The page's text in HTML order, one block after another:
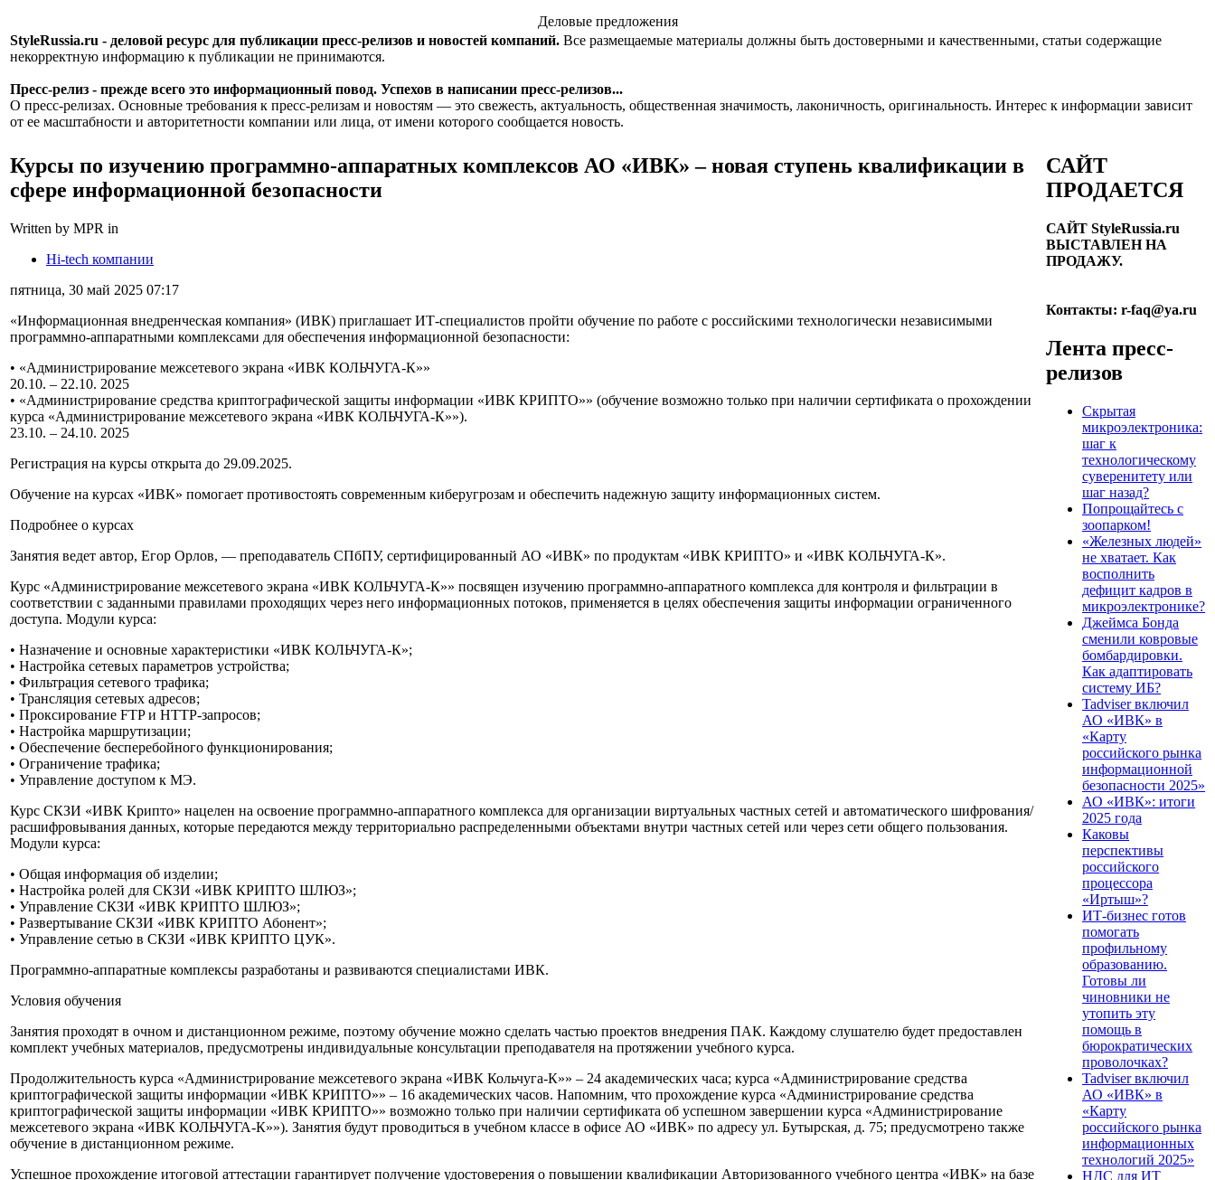
Деловые предложения
StyleRussia.ru - деловой ресурс для публикации пресс-релизов и новостей компаний. Все размещаемые материалы должны быть достоверными и качественными, статьи содержащие
некорректную информацию к публикации не принимаются.
Пресс-релиз - прежде всего это информационный повод. Успехов в написании пресс-релизов...
О пресс-релизах. Основные требования к пресс-релизам и новостям — это свежесть, актуальность, общественная значимость, лаконичность, оригинальность. Интерес к информации зависит
от ее масштабности и авторитетности компании или лица, от имени которого сообщается новость.
Курсы по изучению программно-аппаратных комплексов АО «ИВК» – новая ступень квалификации в
сфере информационной безопасности
Written by MPR in
Hi-tech компании
пятница, 30 май 2025 07:17
«Информационная внедренческая компания» (ИВК) приглашает ИТ-специалистов пройти обучение по работе с российскими технологически независимыми
программно-аппаратными комплексами для обеспечения информационной безопасности:
• «Администрирование межсетевого экрана «ИВК КОЛЬЧУГА-К»»
20.10. – 22.10. 2025
• «Администрирование средства криптографической защиты информации «ИВК КРИПТО»» (обучение возможно только при наличии сертификата о прохождении
курса «Администрирование межсетевого экрана «ИВК КОЛЬЧУГА-К»»).
23.10. – 24.10. 2025
Регистрация на курсы открыта до 29.09.2025.
Обучение на курсах «ИВК» помогает противостоять современным киберугрозам и обеспечить надежную защиту информационных систем.
Подробнее о курсах
Занятия ведет автор, Егор Орлов, — преподаватель СПбПУ, сертифицированный АО «ИВК» по продуктам «ИВК КРИПТО» и «ИВК КОЛЬЧУГА-К».
Курс «Администрирование межсетевого экрана «ИВК КОЛЬЧУГА-К»» посвящен изучению программно-аппаратного комплекса для контроля и фильтрации в
соответствии с заданными правилами проходящих через него информационных потоков, применяется в целях обеспечения защиты информации ограниченного
доступа. Модули курса:
• Назначение и основные характеристики «ИВК КОЛЬЧУГА-К»;
• Настройка сетевых параметров устройства;
• Фильтрация сетевого трафика;
• Трансляция сетевых адресов;
• Проксирование FTP и HTTP-запросов;
• Настройка маршрутизации;
• Обеспечение бесперебойного функционирования;
• Ограничение трафика;
• Управление доступом к МЭ.
Курс СКЗИ «ИВК Крипто» нацелен на освоение программно-аппаратного комплекса для организации виртуальных частных сетей и автоматического шифрования/
расшифровывания данных, которые передаются между территориально распределенными объектами внутри частных сетей или через сети общего пользования.
Модули курса:
• Общая информация об изделии;
• Настройка ролей для СКЗИ «ИВК КРИПТО ШЛЮЗ»;
• Управление СКЗИ «ИВК КРИПТО ШЛЮЗ»;
• Развертывание СКЗИ «ИВК КРИПТО Абонент»;
• Управление сетью в СКЗИ «ИВК КРИПТО ЦУК».
Программно-аппаратные комплексы разработаны и развиваются специалистами ИВК.
Условия обучения
Занятия проходят в очном и дистанционном режиме, поэтому обучение можно сделать частью проектов внедрения ПАК. Каждому слушателю будет предоставлен
комплект учебных материалов, предусмотрены индивидуальные консультации преподавателя на протяжении учебного курса.
Продолжительность курса «Администрирование межсетевого экрана «ИВК Кольчуга-К»» – 24 академических часа; курса «Администрирование средства
криптографической защиты информации «ИВК КРИПТО»» – 16 академических часов. Напомним, что прохождение курса «Администрирование средства
криптографической защиты информации «ИВК КРИПТО»» возможно только при наличии сертификата об успешном завершении курса «Администрирование
межсетевого экрана «ИВК КОЛЬЧУГА-К»»). Занятия будут проводиться в учебном классе в офисе АО «ИВК» по адресу ул. Бутырская, д. 75; предусмотрено также
обучение в дистанционном режиме.
Успешное прохождение итоговой аттестации гарантирует получение удостоверения о повышении квалификации Авторизованного учебного центра «ИВК» на базе
САЙТ
ПРОДАЕТСЯ
САЙТ StyleRussia.ru
ВЫСТАВЛЕН НА
ПРОДАЖУ.
Контакты: r-faq@ya.ru
Лента пресс-
релизов
Скрытая
микроэлектроника:
шаг к
технологическому
суверенитету или
шаг назад?
Попрощайтесь с
зоопарком!
«Железных людей»
не хватает. Как
восполнить
дефицит кадров в
микроэлектронике?
Джеймса Бонда
сменили ковровые
бомбардировки.
Как адаптировать
систему ИБ?
Tadviser включил
АО «ИВК» в
«Карту
российского рынка
информационной
безопасности 2025»
АО «ИВК»: итоги
2025 года
Каковы
перспективы
российского
процессора
«Иртыш»?
ИТ-бизнес готов
помогать
профильному
образованию.
Готовы ли
чиновники не
утопить эту
помощь в
бюрократических
проволочках?
Tadviser включил
АО «ИВК» в
«Карту
российского рынка
информационных
технологий 2025»
НДС для ИТ